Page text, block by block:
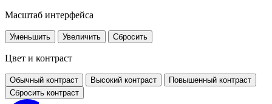
Масштаб интерфейса
Уменьшить Увеличить Сбросить
Цвет и контраст
Обычный контраст Высокий контраст
Повышенный контраст
Сбросить контраст